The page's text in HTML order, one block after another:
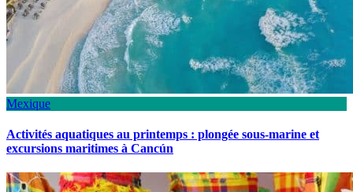
Mexique
Activités aquatiques au printemps : plongée sous-marine et
excursions maritimes à Cancún